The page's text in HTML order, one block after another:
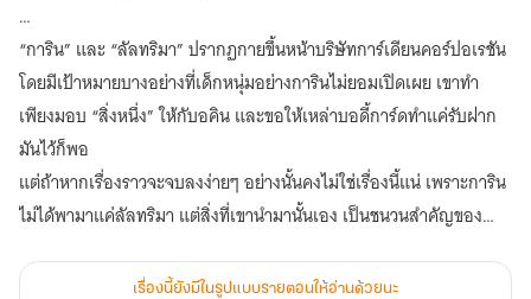
…
“การิน” และ “ลัลทริมา” ปรากฏกายขึ้นหน้าบริษัทการ์เดียนคอร์ปอเรชัน
โดยมีเป้าหมายบางอย่างที่เด็กหนุ่มอย่างการินไม่ยอมเปิดเผย เขาทำ
เพียงมอบ “สิ่งหนึ่ง” ให้กับอคิน และขอให้เหล่าบอดี้การ์ดทำแค่รับฝาก
มันไว้ก็พอ
แต่ถ้าหากเรื่องราวจะจบลงง่ายๆ อย่างนั้นคงไม่ใช่เรื่องนี้แน่ เพราะการิน
ไม่ได้พามาแค่ลัลทริมา แต่สิ่งที่เขานำมานั้นเอง เป็นชนวนสำคัญของ
สิ่งที่เคยปรากฏแค่เพียงในตำนาน สิ่งที่เคยดูราวกับเป็นเพียงแค่นิทานที่
เรื่องนี้ยังมีในรูปแบบรายตอนให้อ่านด้วยนะ